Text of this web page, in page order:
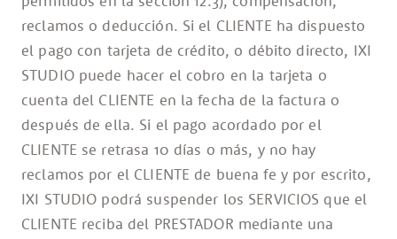
reclamos o deducción. Si el CLIENTE ha dispuesto
el pago con tarjeta de crédito, o débito directo, IXI
STUDIO puede hacer el cobro en la tarjeta o
cuenta del CLIENTE en la fecha de la factura o
después de ella. Si el pago acordado por el
CLIENTE se retrasa 10 días o más, y no hay
reclamos por el CLIENTE de buena fe y por escrito,
IXI STUDIO podrá suspender los SERVICIOS que el
CLIENTE reciba del PRESTADOR mediante una